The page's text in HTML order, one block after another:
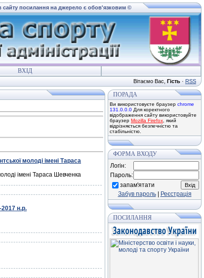
сайту посилання на джерело є обов'язковим ©
ВХІД
Вітаємо Вас Гість · RSS
молоді імені Тараса
імені Тараса Шевченка
2017 н.р.
ПОРАДА
Ви використовуєте браузер chrome
131.0.0.0 Для коректного
відображення сайту використовуйте
браузер Mozilla Firefox , який
відрізняється безпечністю та
стабільністю.
ФОРМА ВХОДУ
Логін:
Пароль:
запам'ятати
Забув пароль| Реєстрація
ПОСИЛАННЯ